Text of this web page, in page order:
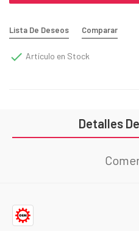
Lista De Deseos Comparar
 Artículo en Stock
Detalles